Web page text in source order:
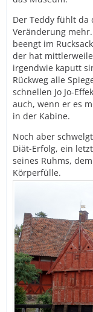
Der Teddy fühlt da
Veränderung
beengt im
der hat
irgendwie kaputt
Rückweg alle
schnellen Jo Jo-
auch, wenn er es
in der Kabine.
Noch aber
Diät-Erfolg, ein
seines Ruhms,
Körperfülle.